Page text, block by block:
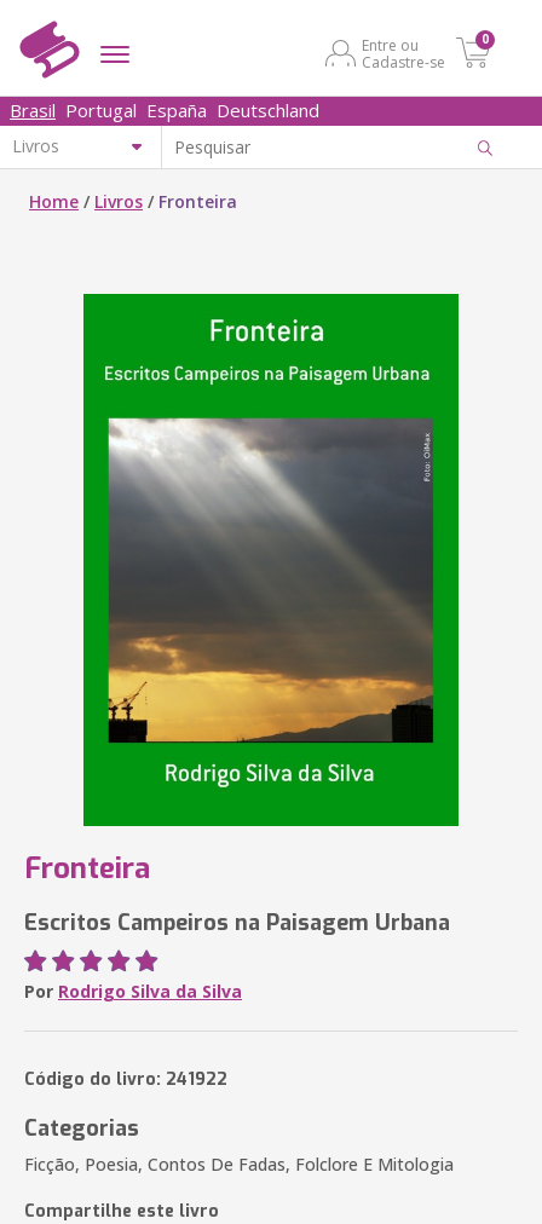
Entre ou
Cadastre-se
0
Brasil Portugal España Deutschland
Home / Livros / Fronteira
Fronteira
Escritos Campeiros na Paisagem Urbana
Por Rodrigo Silva da Silva
Código do livro: 241922
Categorias
Ficção, Poesia, Contos De Fadas, Folclore E Mitologia
Compartilhe este livro